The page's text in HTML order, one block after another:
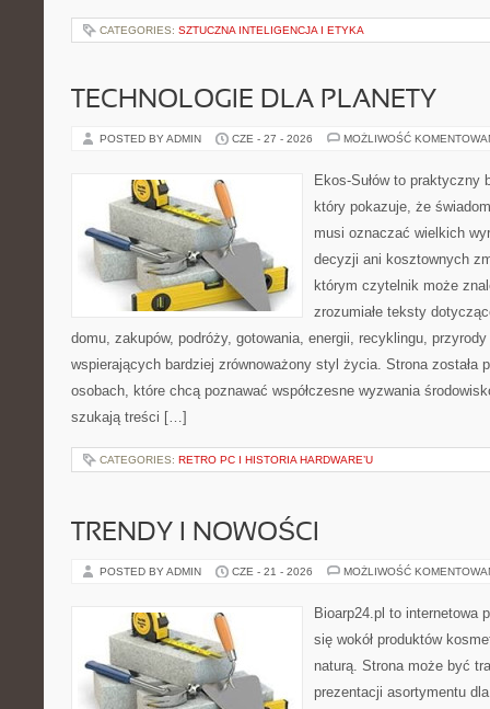
CATEGORIES: SZTUCZNA INTELIGENCJA I ETYKA
TECHNOLOGIE DLA PLANETY
POSTED BY ADMIN CZE - 27 - 2026 MOŻLIWOŚĆ
Ekos-Sułów to praktyczny
który pokazuje, że
musi oznaczać wielkich
decyzji ani kosztownych
którym czytelnik może
zrozumiałe teksty
domu, zakupów, podróży, gotowania, energii, recyklingu,
wspierających bardziej zrównoważony styl życia. Strona została
osobach, które chcą poznawać współczesne wyzwania
szukają treści […]
CATEGORIES: RETRO PC I HISTORIA HARDWARE’U
TRENDY I NOWOŚCI
POSTED BY ADMIN CZE - 21 - 2026 MOŻLIWOŚĆ
Bioarp24.pl to internetowa
się wokół produktów
naturą. Strona może być
prezentacji asortymentu